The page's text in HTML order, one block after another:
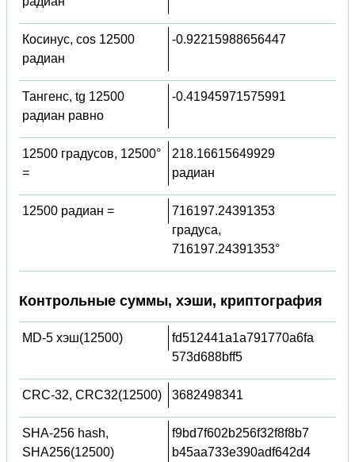
Косинус, cos 12500
радиан
-0.92215988656447
Тангенс, tg 12500
радиан равно
-0.41945971575991
12500 градусов, 12500°
=
218.16615649929
радиан
12500 радиан =
716197.24391353
градуса,
716197.24391353°
Контрольные суммы, хэши, криптография
MD-5 хэш(12500)
fd512441a1a791770a6fa
573d688bff5
CRC-32, CRC32(12500) 3682498341
SHA-256 hash,
SHA256(12500)
f9bd7f602b256f32f8f8b7
b45aa733e390adf642d4